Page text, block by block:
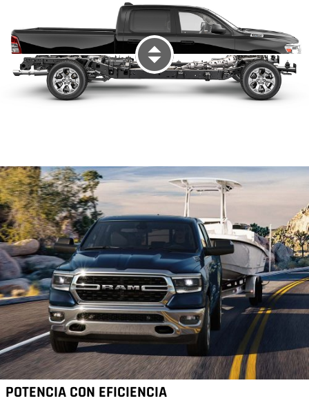
POTENCIA CON EFICIENCIA